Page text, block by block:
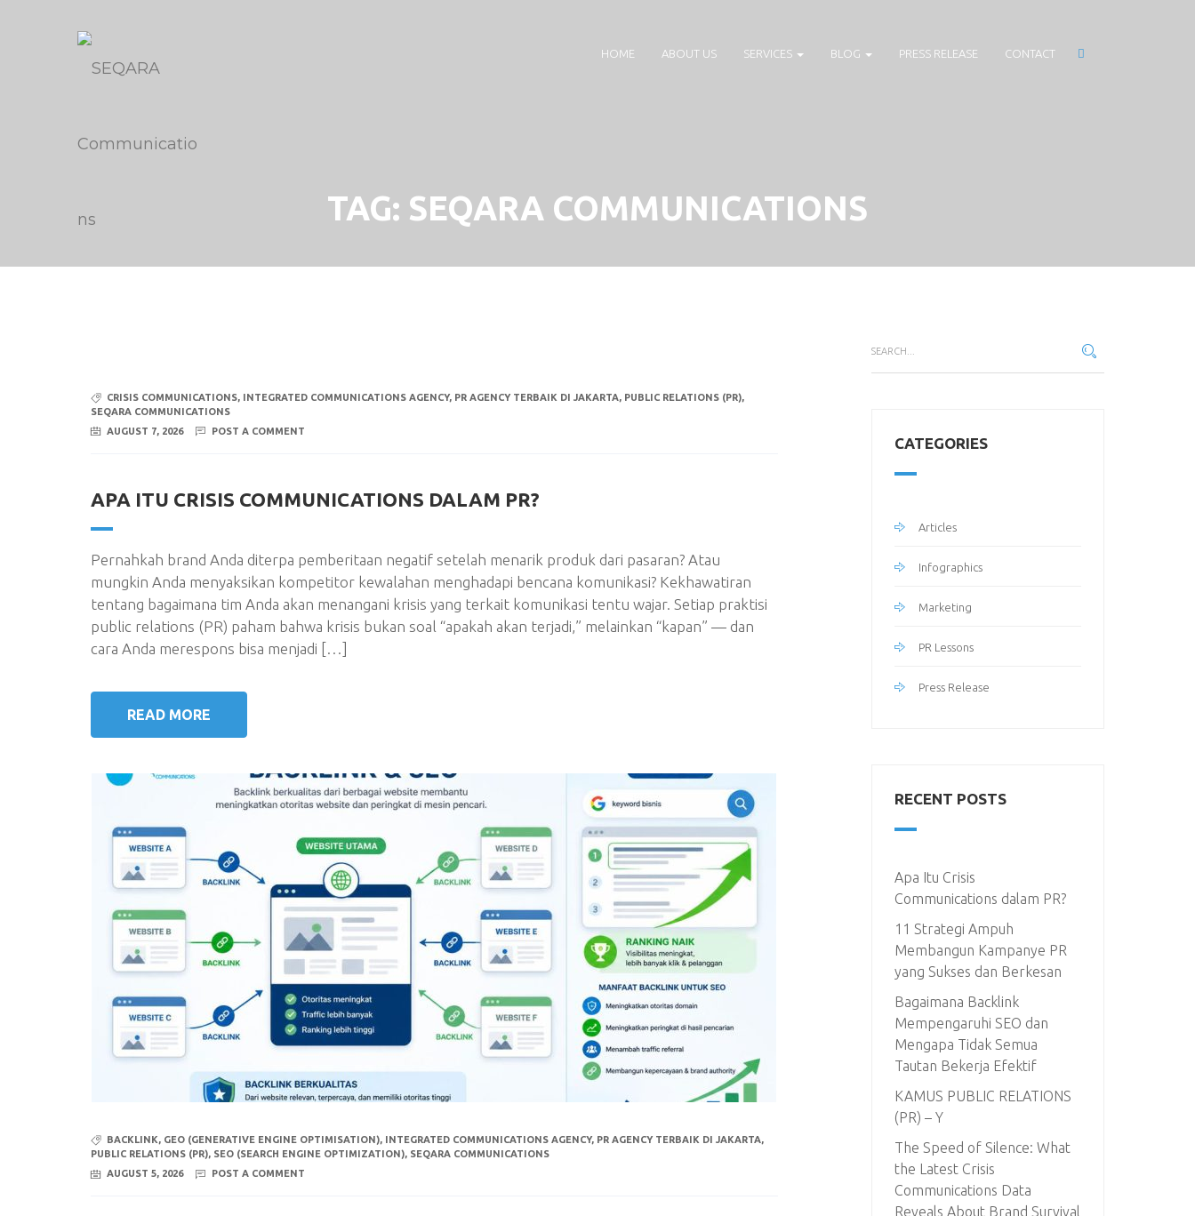
HOME ABOUT US SERVICES BLOG PRESS RELEASE CONTACT
TAG: SEQARA COMMUNICATIONS
CRISIS COMMUNICATIONS, INTEGRATED COMMUNICATIONS AGENCY, PR AGENCY TERBAIK DI JAKARTA, PUBLIC RELATIONS (PR),
SEQARA COMMUNICATIONS
AUGUST 7, 2026
POST A COMMENT
APA ITU CRISIS COMMUNICATIONS DALAM PR?
Pernahkah brand Anda diterpa pemberitaan negatif setelah menarik produk dari pasaran? Atau
mungkin Anda menyaksikan kompetitor kewalahan menghadapi bencana komunikasi? Kekhawatiran
tentang bagaimana tim Anda akan menangani krisis yang terkait komunikasi tentu wajar. Setiap praktisi
public relations (PR) paham bahwa krisis bukan soal “apakah akan terjadi,” melainkan “kapan” — dan
cara Anda merespons bisa menjadi […]
READ MORE
BACKLINK, GEO (GENERATIVE ENGINE OPTIMISATION), INTEGRATED COMMUNICATIONS AGENCY, PR AGENCY TERBAIK DI JAKARTA,
PUBLIC RELATIONS (PR), SEO (SEARCH ENGINE OPTIMIZATION), SEQARA COMMUNICATIONS
AUGUST 5, 2026
POST A COMMENT
CATEGORIES
Articles
Infographics
Marketing
PR Lessons
Press Release
RECENT POSTS
Apa Itu Crisis
Communications dalam PR?
11 Strategi Ampuh
Membangun Kampanye PR
yang Sukses dan Berkesan
Bagaimana Backlink
Mempengaruhi SEO dan
Mengapa Tidak Semua
Tautan Bekerja Efektif
KAMUS PUBLIC RELATIONS
(PR) – Y
The Speed of Silence: What
the Latest Crisis
Communications Data
Reveals About Brand Survival